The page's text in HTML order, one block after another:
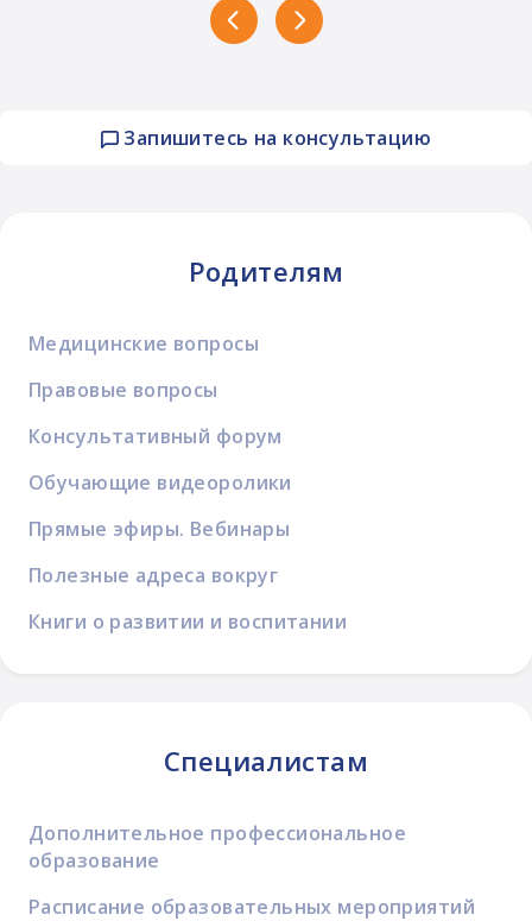
Запишитесь на консультацию
Родителям
Медицинские вопросы
Правовые вопросы
Консультативный форум
Обучающие видеоролики
Прямые эфиры. Вебинары
Полезные адреса вокруг
Книги о развитии и воспитании
Специалистам
Дополнительное профессиональное
образование
Расписание образовательных мероприятий